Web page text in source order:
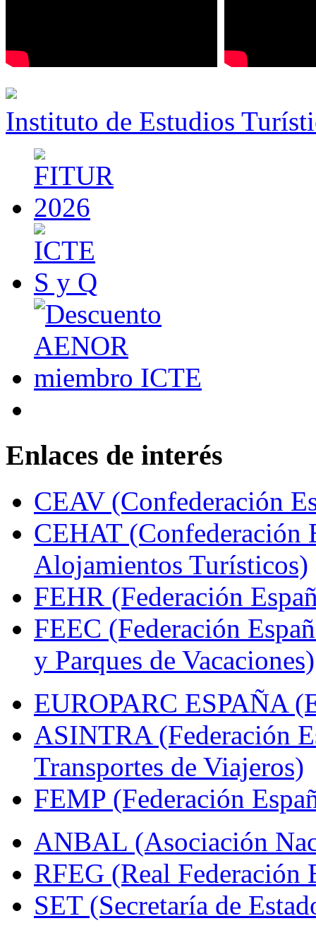
Instituto de Estudios
Enlaces de interés
CEAV (Confederación
CEHAT (Confederación
Alojamientos Turísticos)
FEHR (Federación
FEEC (Federación
y Parques de Vacaciones)
EUROPARC ESPAÑA
ASINTRA (Federación
Transportes de Viajeros)
FEMP (Federación
ANBAL (Asociación
RFEG (Real Federación
SET (Secretaría de